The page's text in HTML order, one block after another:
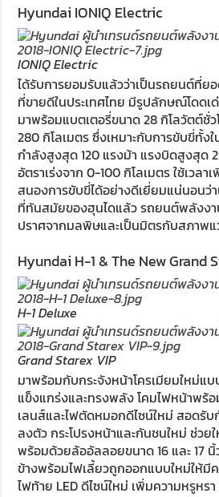
Hyundai IONIQ Electric
IONIQ Electric
ได้รับการยอมรับแล้วว่าเป็นรถยนต์ที่ย
ที่ขายดีในประเทศไทย มีรูปลักษณ์โดด
มาพร้อมแบตเตอรี่ขนาด 28 กิโลวัตต์ชั่ว
280 กิโลเมตร ซึ่งเหมาะกับการขับขี่ทั้ง
กำลังสูงสุด 120 แรงม้า แรงบิดสูงสุด
อัตราเร่งจาก 0-100 กิโลเมตร ใช้เวล
สนองการขับขี่ได้อย่างดีเยี่ยมแน่นอนว่
ที่ทันสมัยของฮุนไดแล้ว รถยนต์พลังง
ปราศจากมลพิษและเป็นมิตรกับสภาพ
Hyundai H-1 & The New Grand
H-1 Deluxe
Grand Starex VIP
มาพร้อมกับกระจังหน้าโครเมียมใหม่แ
แข็งแกร่งและทรงพลัง โคมไฟหน้าพร้อ
เลนส์และไฟตัดหมอกดีไซน์ใหม่ สอดรับ
ลงตัว กระโปรงหน้าและกันชนใหม่ ช่ว
พร้อมด้วยล้ออัลลอยขนาด 16 และ 17
ข้างพร้อมไฟเลี้ยวถูกออกแบบใหม่ให้มี
ไฟท้าย LED ดีไซน์ใหม่ เพิ่มความหรูหร